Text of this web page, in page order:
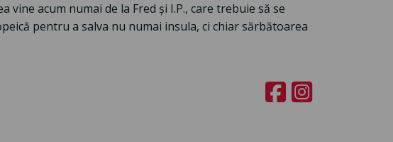
vine acum numai de la Fred și I.P., care trebuie să se
pentru a salva nu numai insula, ci chiar sărbătoarea